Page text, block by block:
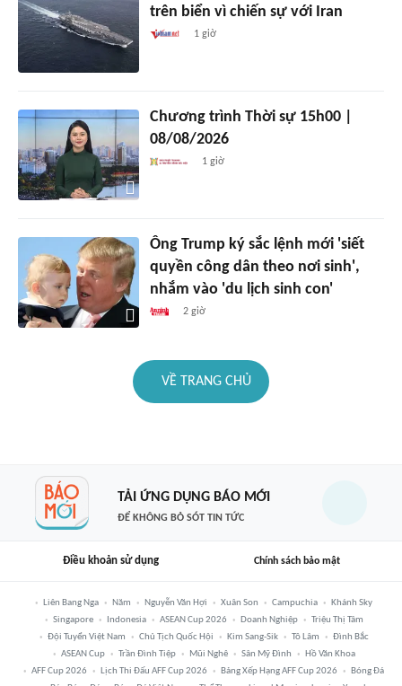
trên biển vì chiến sự với Iran
1 giờ
Chương trình Thời sự 15h00 |
08/08/2026
1 giờ
Ông Trump ký sắc lệnh mới 'siết
quyền công dân theo nơi sinh',
nhắm vào 'du lịch sinh con'
2 giờ
VỀ TRANG CHỦ
TẢI ỨNG DỤNG BÁO MỚI
ĐỂ KHÔNG BỎ SÓT TIN TỨC
Điều khoản sử dụng Chính sách bảo mật
Liên Bang Nga Năm Nguyễn Văn Hợi Xuân Son Campuchia
Khánh Sky
Singapore
Indonesia ASEAN Cup 2026 Doanh Nghiệp
Triệu Thị Tâm
Đội Tuyển Việt Nam
Chủ Tịch Quốc Hội Kim Sang-Sik Tô Lâm
Đình Bắc
ASEAN Cup
Trần Đình Tiệp Mũi Nghê Sân Mỹ Đình
Hồ Văn Khoa
AFF Cup 2026
Lịch Thi Đấu AFF Cup 2026 Bảng Xếp Hạng AFF Cup 2026
Bóng Đá